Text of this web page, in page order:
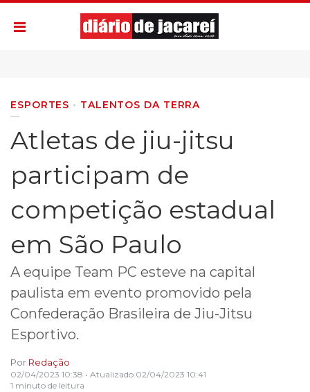
ESPORTES TALENTOS DA TERRA
Atletas de jiu-jitsu
participam de
competição estadual
em São Paulo
A equipe Team PC esteve na capital
paulista em evento promovido pela
Confederação Brasileira de Jiu-Jitsu
Esportivo.
Por Redação
02/04/2023 10:38 • Atualizado 02/04/2023 10:41
1 minuto de leitura